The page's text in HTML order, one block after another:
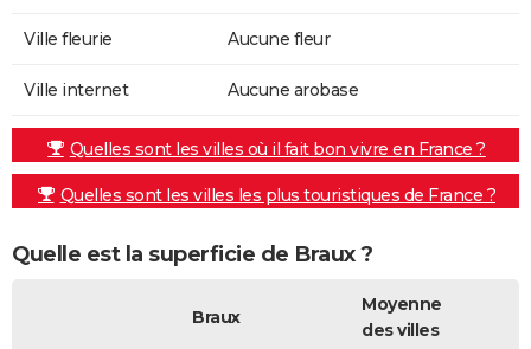
Ville fleurie Aucune fleur
Ville internet Aucune arobase
Quelles sont les villes où il fait bon vivre en France ?
Quelles sont les villes les plus touristiques de France ?
Quelle est la superficie de Braux ?
Braux
Moyenne
des villes